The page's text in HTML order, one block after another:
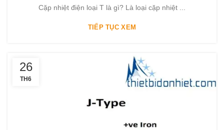
Cặp nhiệt điện loại T là gì? Là loại cặp nhiệt ...
TIẾP TỤC XEM
26
TH6